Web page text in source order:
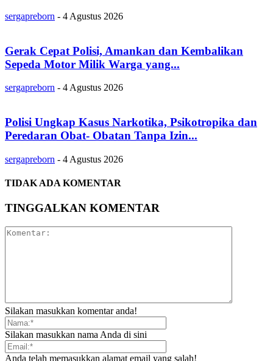
sergapreborn - 4 Agustus 2026
Gerak Cepat Polisi, Amankan dan Kembalikan
Sepeda Motor Milik Warga yang...
sergapreborn - 4 Agustus 2026
Polisi Ungkap Kasus Narkotika, Psikotropika dan
Peredaran Obat- Obatan Tanpa Izin...
sergapreborn - 4 Agustus 2026
TIDAK ADA KOMENTAR
TINGGALKAN KOMENTAR
Silakan masukkan komentar anda!
Silakan masukkan nama Anda di sini
Anda telah memasukkan alamat email yang salah!